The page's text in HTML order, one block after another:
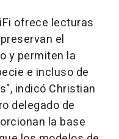
ofrece lecturas
el
y permiten la
e incluso de
indicó Christian
delegado de
la base